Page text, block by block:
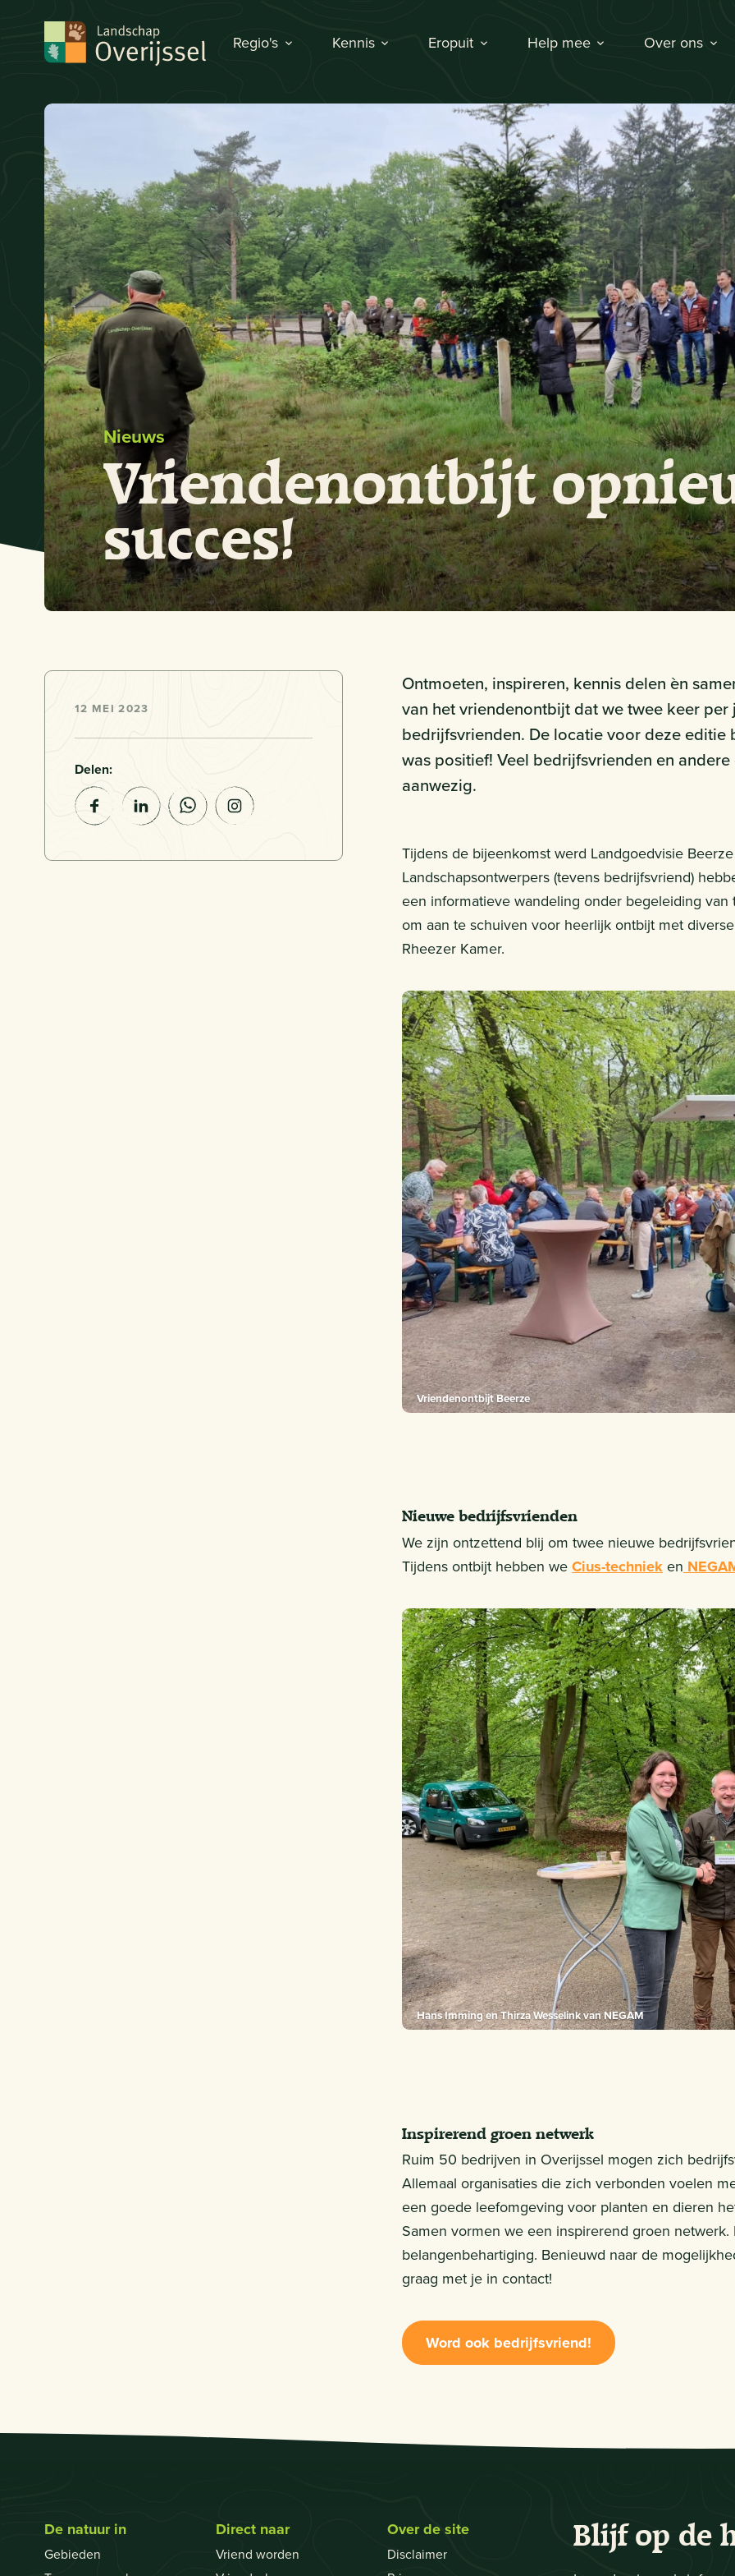
Regio's Kennis Eropuit Help mee Over ons
Nieuws
Vriendenontbijt
succes!
12 MEI 2023
Delen:
Ontmoeten, inspireren, kennis delen èn
van het vriendenontbijt dat we twee keer
bedrijfsvrienden. De locatie voor deze
was positief! Veel bedrijfsvrienden en
aanwezig.
Tijdens de bijeenkomst werd Landgoedvisie
Landschapsontwerpers (tevens bedrijfsvriend)
een informatieve wandeling onder begeleiding
om aan te schuiven voor heerlijk ontbijt met
Rheezer Kamer.
Vriendenontbijt Beerze
Nieuwe bedrijfsvrienden
We zijn ontzettend blij om twee nieuwe
Tijdens ontbijt hebben weCius-technieken
Hans Imming en Thirza Wesselink van NEGAM
Inspirerend groen netwerk
Ruim 50 bedrijven in Overijssel mogen zich
Allemaal organisaties die zich verbonden voelen
een goede leefomgeving voor planten en dieren
Samen vormen we een inspirerend groen
belangenbehartiging. Benieuwd naar de
graag met je in contact!
Word ook bedrijfsvriend!
De natuur in
Gebieden
Direct naar
Vriend worden
Over de site
Disclaimer
Blijf op de